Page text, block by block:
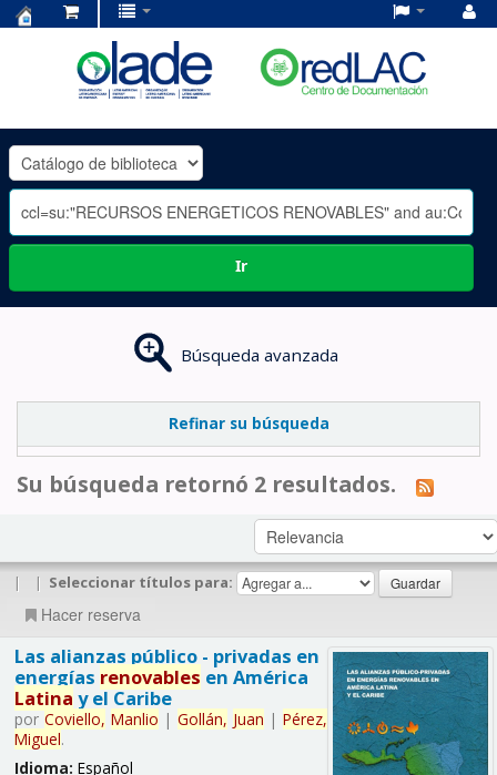
OLADE
-
Ir
Búsqueda avanzada
Refinar su búsqueda
Su búsqueda retornó 2 resultados.
| | Seleccionar títulos para:
Hacer reserva
Las alianzas público - privadas en
energías renovables en América
Latina y el Caribe
por Coviello, Manlio | Gollán, Juan | Pérez,
Miguel.
Idioma: Español